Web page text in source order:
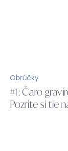
Obrúčky
#1: Čaro
Pozrite si tie